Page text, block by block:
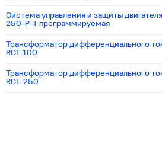
Система управления и защиты
250-P-T программируемая
Трансформатор дифференциального
RCT-100
Трансформатор дифференциального
RCT-250